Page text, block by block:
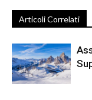
Articoli Correlati